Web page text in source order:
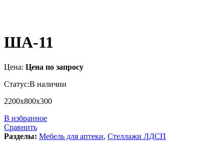
ША-11
Цена: Цена по запросу
Статус:В наличии
2200х800х300
В избранное
Сравнить
Разделы: Мебель для аптеки, Стеллажи ЛДСП